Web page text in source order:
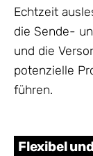
Echtzeit
die Sende-
und die
potenzielle
führen.
Flexibel